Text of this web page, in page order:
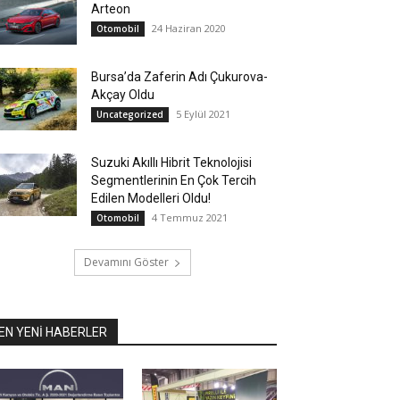
Arteon
Otomobil 24 Haziran 2020
Bursa’da Zaferin Adı Çukurova-
Akçay Oldu
Uncategorized 5 Eylül 2021
Suzuki Akıllı Hibrit Teknolojisi
Segmentlerinin En Çok Tercih
Edilen Modelleri Oldu!
Otomobil 4 Temmuz 2021
Devamını Göster
YENİ HABERLER